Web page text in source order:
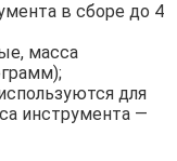
в сборе до 4
масса
для
инструмента —